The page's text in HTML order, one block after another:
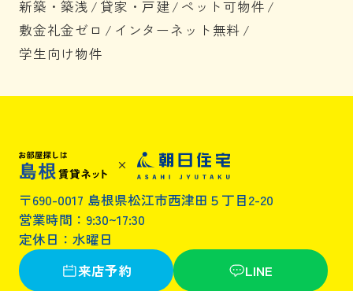
新築・築浅 / 貸家・戸建/ ペット可物件 /
敷金礼金ゼロ / インターネット無料 /
学生向け物件
〒690-0017 島根県松江市西津田５丁目2-20
営業時間：9:30~17:30
定休日：水曜日
来店予約
LINE